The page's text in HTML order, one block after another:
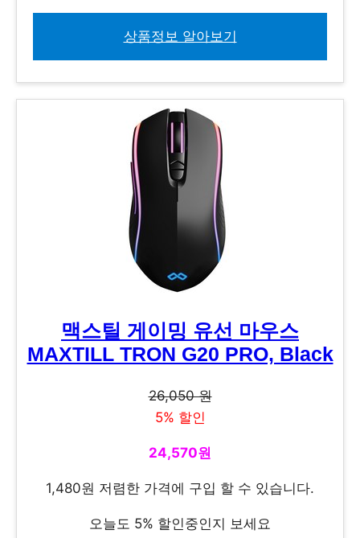
상품정보 알아보기
맥스틸 게이밍 유선 마우스
MAXTILL TRON G20 PRO, Black
26,050 원
5% 할인
24,570원
1,480원 저렴한 가격에 구입 할 수 있습니다.
오늘도 5% 할인중인지 보세요